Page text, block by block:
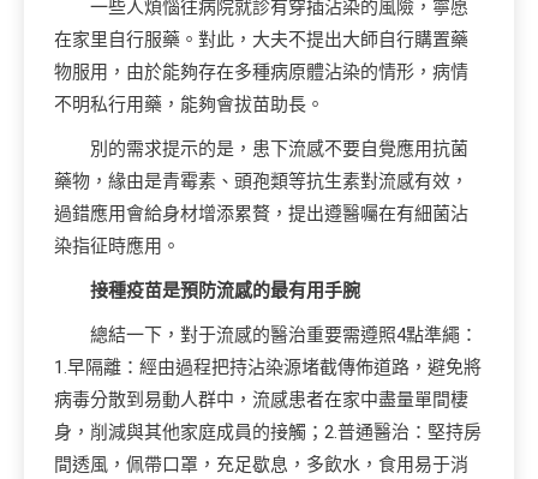
一些人煩惱往病院就診有穿插沾染的風險，寧愿
在家里自行服藥。對此，大夫不提出大師自行購置藥
物服用，由於能夠存在多種病原體沾染的情形，病情
不明私行用藥，能夠會拔苗助長。
別的需求提示的是，患下流感不要自覺應用抗菌
藥物，緣由是青霉素、頭孢類等抗生素對流感有效，
過錯應用會給身材增添累贅，提出遵醫囑在有細菌沾
染指征時應用。
接種疫苗是預防流感的最有用手腕
總結一下，對于流感的醫治重要需遵照4點準繩：
1.早隔離：經由過程把持沾染源堵截傳佈道路，避免將
病毒分散到易動人群中，流感患者在家中盡量單間棲
身，削減與其他家庭成員的接觸；2.普通醫治：堅持房
間透風，佩帶口罩，充足歇息，多飲水，食用易于消